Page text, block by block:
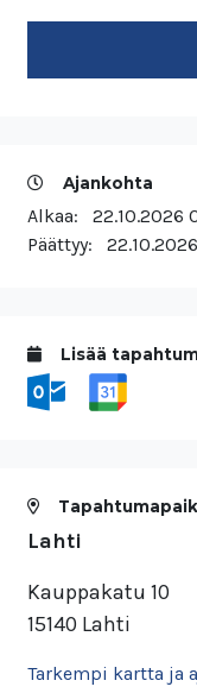
Ajankohta
Alkaa: 22.10.2026
Päättyy:
Lisää
Lahti
Kauppakatu 10
15140 Lahti
Tarkempi kartta ja